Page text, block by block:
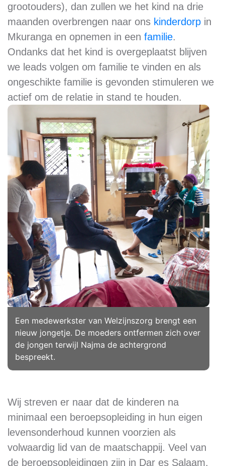
grootouders), dan zullen we het kind na drie
maanden overbrengen naar ons kinderdorp in
Mkuranga en opnemen in een familie.
Ondanks dat het kind is overgeplaatst blijven
we leads volgen om familie te vinden en als
ongeschikte familie is gevonden stimuleren we
actief om de relatie in stand te houden.
Een medewerkster van Welzijnszorg brengt een
nieuw jongetje. De moeders ontfermen zich over
de jongen terwijl Najma de achtergrond
bespreekt.
Wij streven er naar dat de kinderen na
minimaal een beroepsopleiding in hun eigen
levensonderhoud kunnen voorzien als
volwaardig lid van de maatschappij. Veel van
de beroepsopleidingen zijn in Dar es Salaam.